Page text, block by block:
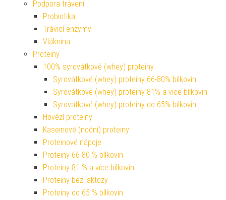
Podpora trávení
Probiotika
Trávicí enzymy
Vláknina
Proteiny
100% syrovátkové (whey) proteiny
Syrovátkové (whey) proteiny 66-80% bílkovin
Syrovátkové (whey) proteiny 81% a více bílkovin
Syrovátkové (whey) proteiny do 65% bílkovin
Hovězí proteiny
Kaseinové (noční) proteiny
Proteinové nápoje
Proteiny 66-80 % bílkovin
Proteiny 81 % a více bílkovin
Proteiny bez laktózy
Proteiny do 65 % bílkovin